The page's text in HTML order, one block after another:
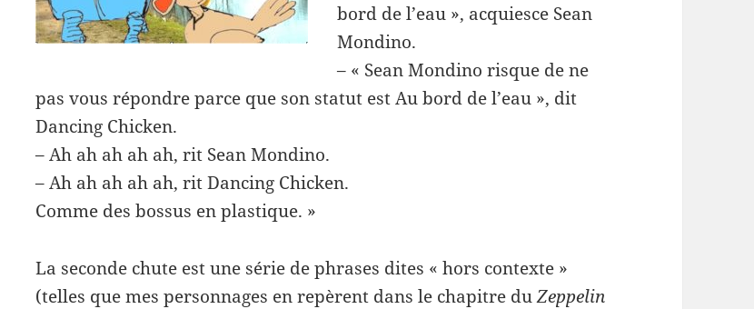
bord de l’eau », acquiesce Sean
Mondino.
– « Sean Mondino risque de ne
pas vous répondre parce que son statut est Au bord de l’eau », dit
Dancing Chicken.
– Ah ah ah ah ah, rit Sean Mondino.
– Ah ah ah ah ah, rit Dancing Chicken.
Comme des bossus en plastique. »
La seconde chute est une série de phrases dites « hors contexte »
(telles que mes personnages en repèrent dans le chapitre duZeppelin